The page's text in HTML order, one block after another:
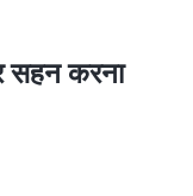
सहन करना